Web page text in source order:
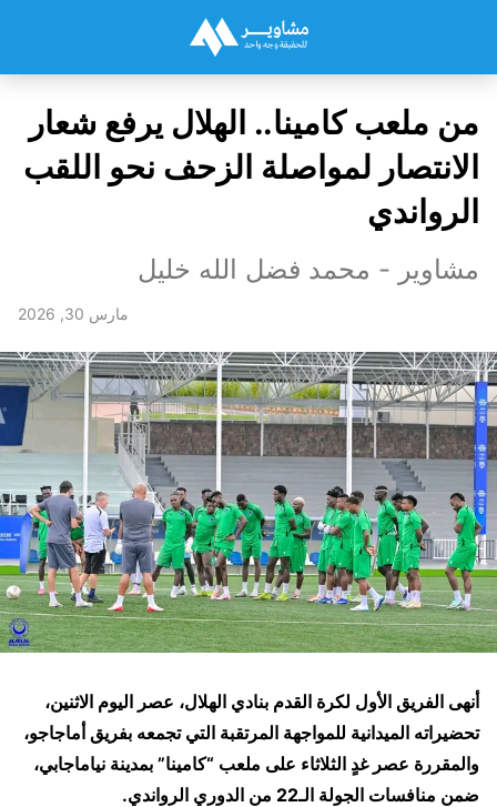
من ملعب كامينا.. الهلال يرفع شعار
الانتصار لمواصلة الزحف نحو اللقب
الرواندي
مشاوير - محمد فضل الله خليل
مارس 30, 2026
أنهى الفريق الأول لكرة القدم بنادي الهلال، عصر اليوم الاثنين،
تحضيراته الميدانية للمواجهة المرتقبة التي تجمعه بفريق أماجاجو،
والمقررة عصر غدٍ الثلاثاء على ملعب “كامينا” بمدينة نياماجابي،
ضمن منافسات الجولة الـ22 من الدوري الرواندي.